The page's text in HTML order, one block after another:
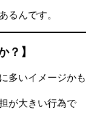
るんです。
？】
多いイメージかも
が大きい行為で